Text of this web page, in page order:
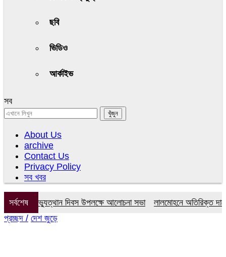
ছবি
ভিডিও
আর্কাইভ
সব
About Us
archive
Contact Us
Privacy Policy
সব খবর
সর্বশেষ
গণঅভ্যুত্থান দিবস উপলক্ষে আলোচনা সভা
লালমোহনে অতিরিক্ত দামে সার
প্রচ্ছদ / দেশ জুড়ে